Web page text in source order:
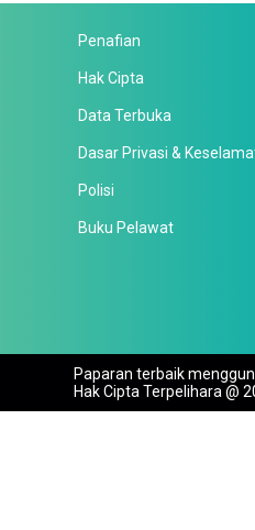
Penafian
Hak Cipta
Data Terbuka
Dasar Privasi &
Polisi
Buku Pelawat
Paparan terbaik
Hak Cipta Terpelihara @